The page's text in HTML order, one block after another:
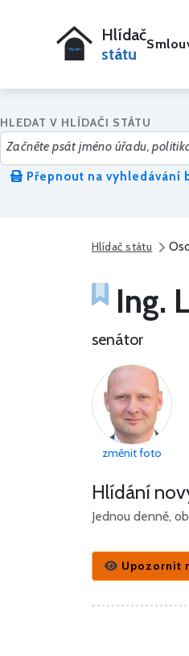
Hlídač
státu
HLEDAT V HLÍDAČI STÁTU
Přepnout na vyhledávání
Hlídač státu
Ing.
senátor
změnit foto
Hlídání
Jednou denně,
Upozornit